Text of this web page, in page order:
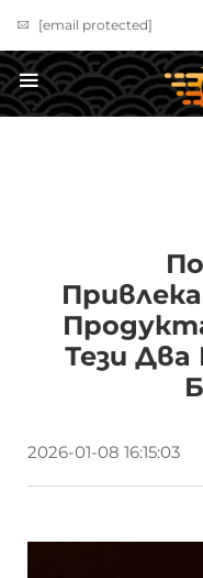
[email protected]
Тези
2026-01-08 16:15:03